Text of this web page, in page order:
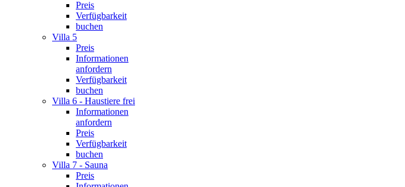
Preis
Verfügbarkeit
buchen
Villa 5
Preis
Informationen
anfordern
Verfügbarkeit
buchen
Villa 6 - Haustiere frei
Informationen
anfordern
Preis
Verfügbarkeit
buchen
Villa 7 - Sauna
Preis